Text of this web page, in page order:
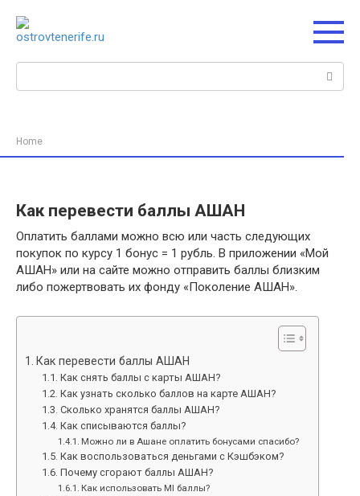
контенту
Поиск:
Home
Как перевести баллы АШАН
Оплатить баллами можно всю или часть следующих
покупок по курсу 1 бонус = 1 рубль. В приложении «Мой
АШАН» или на сайте можно отправить баллы близким
либо пожертвовать их фонду «Поколение АШАН».
Как перевести баллы АШАН
Как снять баллы с карты АШАН?
Как узнать сколько баллов на карте АШАН?
Сколько хранятся баллы АШАН?
Как списываются баллы?
Можно ли в Ашане оплатить бонусами спасибо?
Как воспользоваться деньгами с Кэшбэком?
Почему сгорают баллы АШАН?
Как использовать MI баллы?